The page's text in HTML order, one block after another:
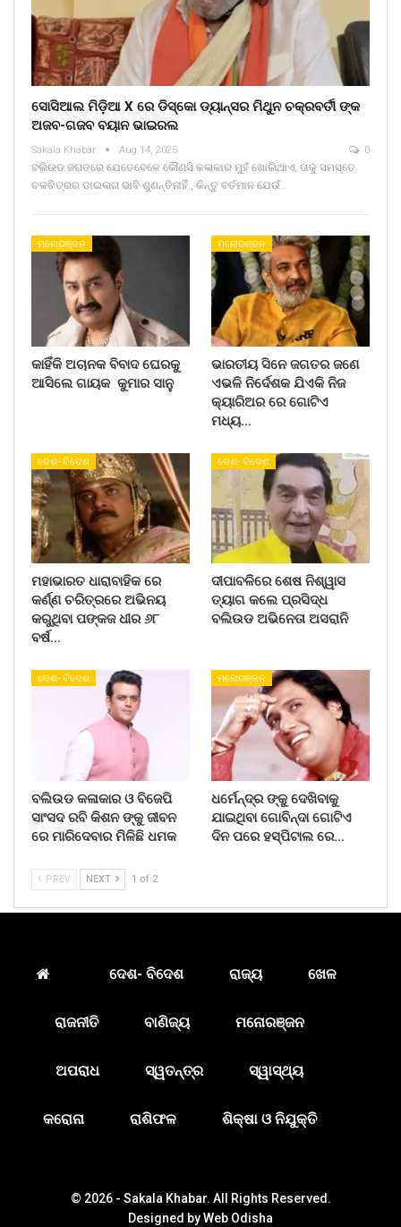
ସୋସିଆଲ ମିଡ଼ିଆ X ରେ ଡିସ୍କୋ ଡ୍ୟାନ୍ସର ମିଥୁନ ଚକ୍ରବର୍ତୀ ଙ୍କ
ଅଜବ-ଗଜବ ବୟାନ ଭାଇରଲ
Sakala Khabar Aug 14, 2025 0
ବଲିଉଡ ଜଗତରେ ଯେତେବେଳେ କୌଣସି କଳାକାର ମୁହଁ ଖୋଲିଥାଏ, ତାକୁ ସମସ୍ତେ
ଚଳଚିତ୍ରର ଡାଇଲଗ ଭାବି ଶୁଣନ୍ତିନାହିଁ , କିନ୍ତୁ ବର୍ତମାନ ଯେଉଁ…
ମନୋରଞ୍ଜନ
କାହିଁକି ଅଚାନକ ବିବାଦ ଘେରକୁ
ଆସିଲେ ଗାୟକ କୁମାର ସାନୁ
ମନୋରଞ୍ଜନ
ଭାରତୀୟ ସିନେ ଜଗତର ଜଣେ
ଏଭଳି ନିର୍ଦେଶକ ଯିଏକି ନିଜ
କ୍ୟାରିଅର ରେ ଗୋଟିଏ
ମଧ୍ୟ…
ଦେଶ- ବିଦେଶ
ମହାଭାରତ ଧାରାବାହିକ ରେ
କର୍ଣ୍ଣ ଚରିତ୍ରରେ ଅଭିନୟ
କରୁଥିବା ପଙ୍କଜ ଧୀର ୬୮
ବର୍ଷ…
ଦେଶ- ବିଦେଶ
ଦୀପାବଳିରେ ଶେଷ ନିଶ୍ୱାସ
ତ୍ୟାଗ କଲେ ପ୍ରସିଦ୍ଧ
ବଲିଉଡ ଅଭିନେତା ଅସରାନି
ଦେଶ- ବିଦେଶ
ବଲିଉଡ କଳାକାର ଓ ବିଜେପି
ସାଂସଦ ରବି କିଶନ ଙ୍କୁ ଜୀବନ
ରେ ମାରିଦେବାର ମିଳିଛି ଧମକ
ମନୋରଞ୍ଜନ
ଧର୍ମେନ୍ଦ୍ର ଙ୍କୁ ଦେଖିବାକୁ
ଯାଇଥିବା ଗୋବିନ୍ଦା ଗୋଟିଏ
ଦିନ ପରେ ହସ୍ପିଟାଲ ରେ…
PREV NEXT 1 of 2
ଦେଶ- ବିଦେଶ ରାଜ୍ୟ ଖେଳ
ରାଜନୀତି ବାଣିଜ୍ୟ ମନୋରଞ୍ଜନ
ଅପରାଧ ସ୍ୱତନ୍ତ୍ର ସ୍ୱାସ୍ଥ୍ୟ
କରୋନା ରାଶିଫଳ ଶିକ୍ଷା ଓ ନିଯୁକ୍ତି
© 2026 - Sakala Khabar. All Rights Reserved.
Designed byWeb Odisha